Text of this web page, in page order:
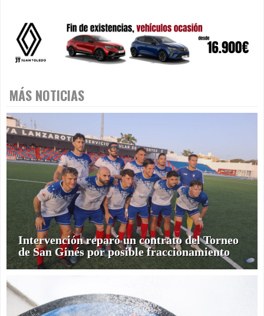
MÁS NOTICIAS
Intervención reparó un contrato del Torneo
de San Ginés por posible fraccionamiento